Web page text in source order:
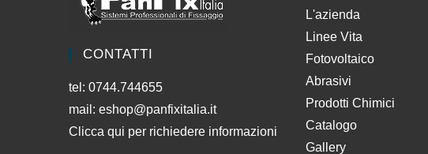
CONTATTI
tel: 0744.744655
mail: eshop@panfixitalia.it
Clicca qui per richiedere informazioni
L'azienda
Linee Vita
Fotovoltaico
Abrasivi
Prodotti Chimici
Catalogo
Gallery